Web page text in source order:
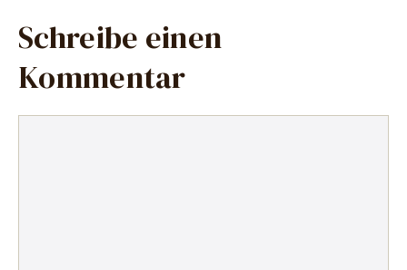
Schreibe einen
Kommentar